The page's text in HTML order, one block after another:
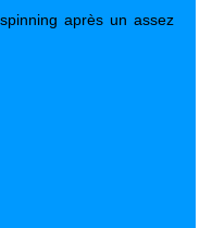
après un assez